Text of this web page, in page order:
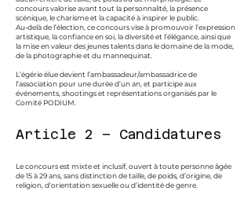
concours valorise avant tout la personnalité, la présence
scénique, le charisme et la capacité à inspirer le public.
Au-delà de l’élection, ce concours vise à promouvoir l’expression
artistique, la confiance en soi, la diversité et l’élégance, ainsi que
la mise en valeur des jeunes talents dans le domaine de la mode,
de la photographie et du mannequinat.
L’égérie élue devient l’ambassadeur/ambassadrice de
l’association pour une durée d’un an, et participe aux
événements, shootings et représentations organisés par le
Comité PODIUM.
Article 2 – Candidatures
Le concours est mixte et inclusif, ouvert à toute personne âgée
de 15 à 29 ans, sans distinction de taille, de poids, d’origine, de
religion, d’orientation sexuelle ou d’identité de genre.